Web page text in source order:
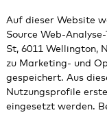
Auf dieser Website
Source Web-
St, 6011 Wellington,
zu Marketing- und
gespeichert. Aus
Nutzungsprofile
eingesetzt werden.